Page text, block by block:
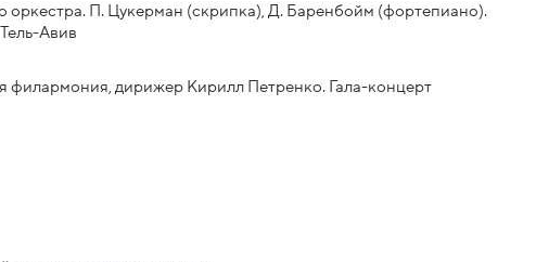
оркестра. П. Цукерман (скрипка), Д. Баренбойм (фортепиано).
Авив
филармония, дирижер Кирилл Петренко. Гала-концерт